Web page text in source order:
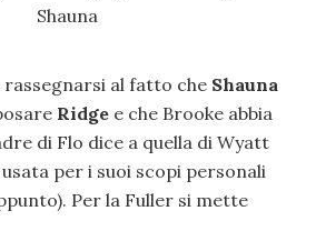
rassegnarsi al fatto che Shauna
Ridge e che Brooke abbia
di Flo dice a quella di Wyatt
usata per i suoi scopi personali
Per la Fuller si mette